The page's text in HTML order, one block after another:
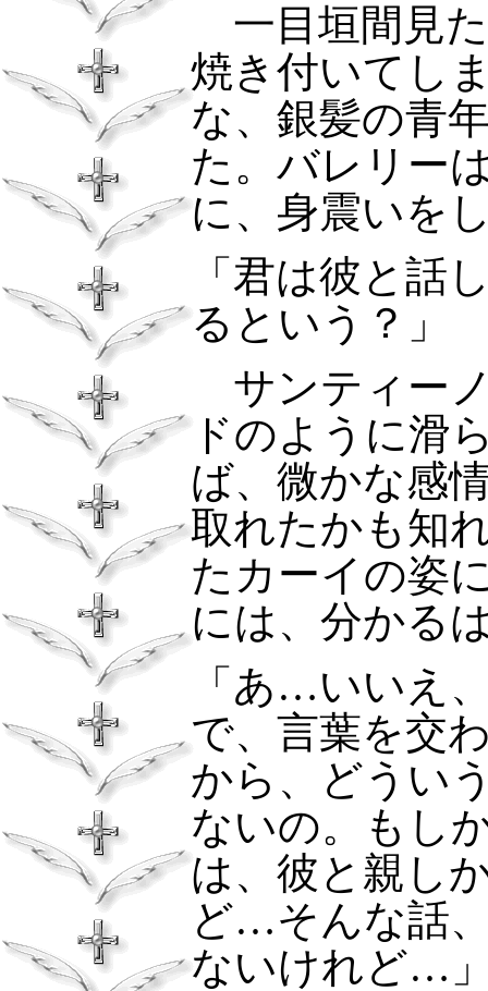
一目垣間見
焼き付いてし
な、銀髪の青
た。バレリー
に、身震いを
「君は彼と話
るという？」
サンティー
ドのように滑
ば、微かな感
取れたかも知
たカーイの姿
には、分かる
「あ…いいえ
で、言葉を交
から、どうい
ないの。もし
は、彼と親し
ど…そんな話
ないけれど…